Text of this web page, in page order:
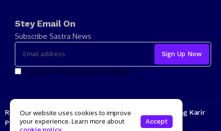
Stey Email On
Subscribe Sastra News
I consent to the terms and conditions
Redaksi Kode Etik Tarif Iklan Tentang Kami
Jenjang Karir
Pedoman Media Siber
Our website uses cookies to improve
your experience. Learn more about
Accept